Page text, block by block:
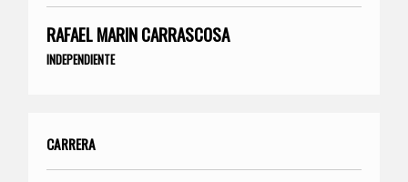
RAFAEL MARIN CARRASCOSA
INDEPENDIENTE
CARRERA